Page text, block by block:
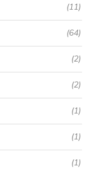
(11)
(64)
(2)
(2)
(1)
(1)
(1)